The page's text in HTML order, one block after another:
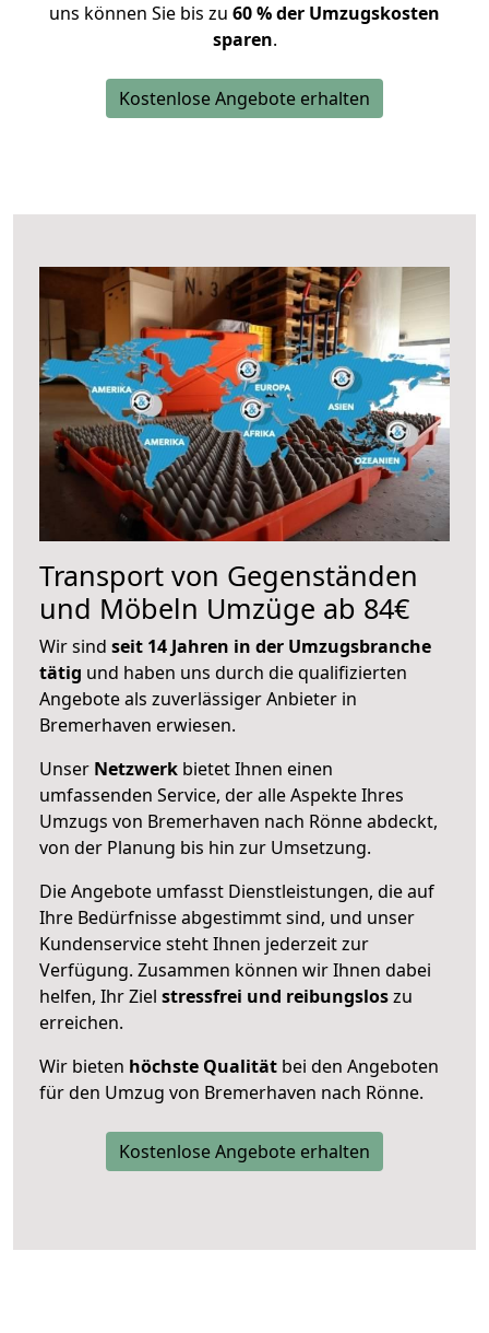
uns können Sie bis zu 60 % der Umzugskosten
sparen.
Kostenlose Angebote erhalten
Transport von Gegenständen
und Möbeln Umzüge ab 84€
Wir sind seit 14 Jahren in der Umzugsbranche
tätig und haben uns durch die qualifizierten
Angebote als zuverlässiger Anbieter in
Bremerhaven erwiesen.
Unser Netzwerk bietet Ihnen einen
umfassenden Service, der alle Aspekte Ihres
Umzugs von Bremerhaven nach Rönne abdeckt,
von der Planung bis hin zur Umsetzung.
Die Angebote umfasst Dienstleistungen, die auf
Ihre Bedürfnisse abgestimmt sind, und unser
Kundenservice steht Ihnen jederzeit zur
Verfügung. Zusammen können wir Ihnen dabei
helfen, Ihr Ziel stressfrei und reibungsloszu
erreichen.
Wir bieten höchste Qualität bei den Angeboten
für den Umzug von Bremerhaven nach Rönne.
Kostenlose Angebote erhalten